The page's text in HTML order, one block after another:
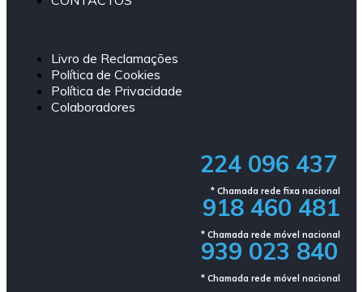
Livro de Reclamações
Política de Cookies
Política de Privacidade
Colaboradores
224 096 437
* Chamada rede fixa nacional​
918 460 481
* Chamada rede móvel nacional
939 023 840​
* Chamada rede móvel nacional